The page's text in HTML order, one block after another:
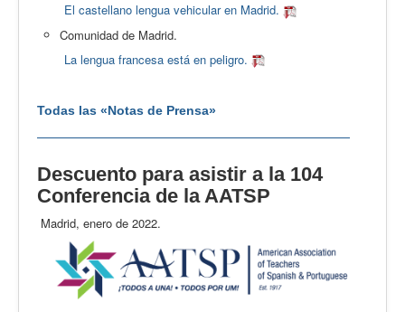
El castellano lengua vehicular en Madrid.
Comunidad de Madrid.
La lengua francesa está en peligro.
Todas las «Notas de Prensa»
Descuento para asistir a la 104
Conferencia de la AATSP
Madrid, enero de 2022.